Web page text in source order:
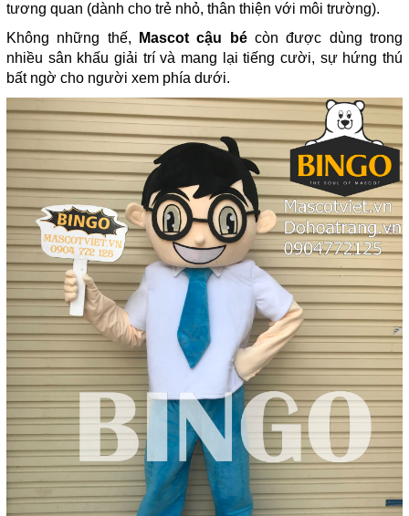
tương quan (dành cho trẻ nhỏ, thân thiện với môi trường).
Không những thế,
Mascot cậu bécòn được dùng trong
nhiều sân khấu giải trí và mang lại tiếng cười, sự hứng thú
bất ngờ cho người xem phía dưới.